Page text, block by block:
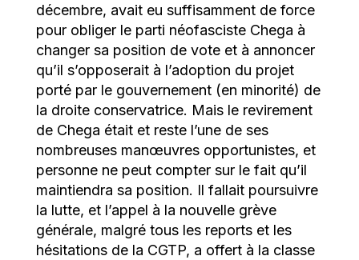
décembre, avait eu suffisamment de force
pour obliger le parti néofasciste Chega à
changer sa position de vote et à annoncer
qu’il s’opposerait à l’adoption du projet
porté par le gouvernement (en minorité) de
la droite conservatrice. Mais le revirement
de Chega était et reste l’une de ses
nombreuses manœuvres opportunistes, et
personne ne peut compter sur le fait qu’il
maintiendra sa position. Il fallait poursuivre
la lutte, et l’appel à la nouvelle grève
générale, malgré tous les reports et les
hésitations de la CGTP, a offert à la classe